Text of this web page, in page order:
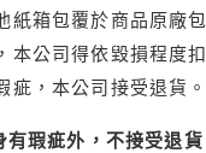
箱包覆於商品原廠
公司得依毀損程度
，本公司接受退貨。
瑕疵外，不接受退貨